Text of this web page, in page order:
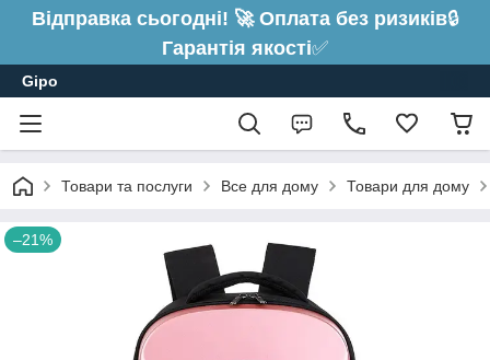
Відправка сьогодні! 🚀 Оплата без ризиків🔒
Гарантія якості✅
Gipo
Товари та послуги Все для дому Товари для дому
–21%